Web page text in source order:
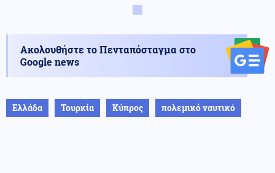
Ακολουθήστε το Πενταπόσταγμα στο
Google news
Ελλάδα Τουρκία Κύπρος πολεμικό ναυτικό